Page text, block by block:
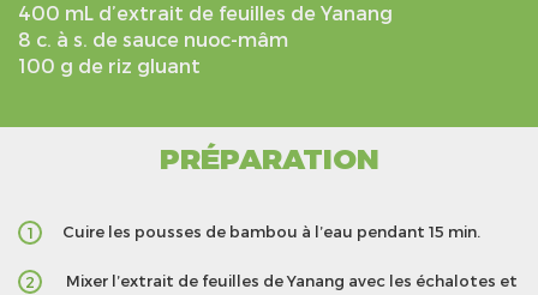
400 mL d’extrait de feuilles de Yanang
8 c. à s. de sauce nuoc-mâm
100 g de riz gluant
PRÉPARATION
1 Cuire les pousses de bambou à l’eau pendant 15 min.
2
Mixer l’extrait de feuilles de Yanang avec les échalotes et